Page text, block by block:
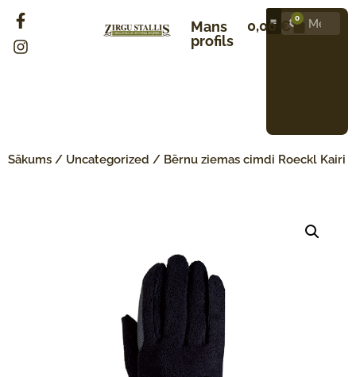
Mans
profils
0,00 € 0
Sākums / Uncategorized / Bērnu ziemas cimdi Roeckl Kairi